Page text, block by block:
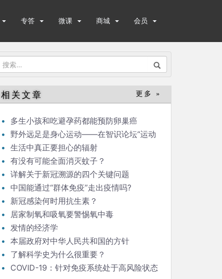
专答 微课 商城 会员
搜
：
相关文章 更多 »
多生小孩和吃避孕药都能预防卵巢癌
野外远足是身心运动——在智识论坛“运动
与健康”的发言
生活中真正要担心的辐射
有没有可能全面消灭蚊子？
详解关于新冠溯源的四个关键问题
中国能通过“群体免疫”走出疫情吗?
新冠感染何时用抗生素？
居家制氧和吸氧要警惕氧中毒
发情的经济学
本届政府对中华人民共和国的方针
了解科学史为什么很重要？
COVID-19：针对免疫系统处于高风险状态